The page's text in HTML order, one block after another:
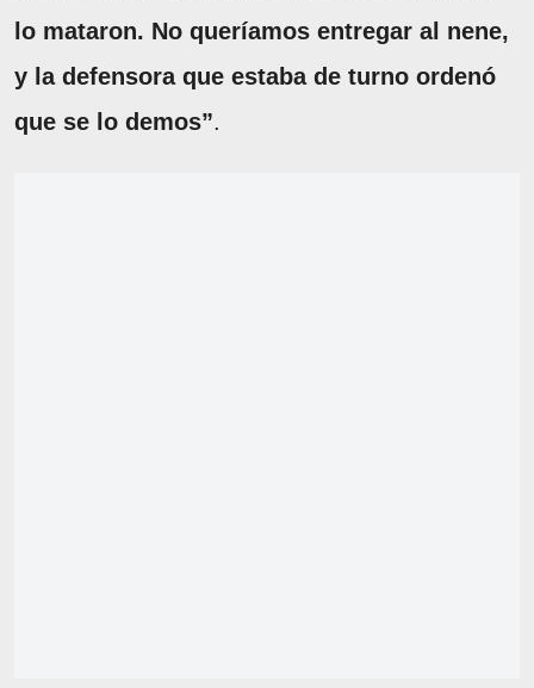
lo mataron. No queríamos entregar al nene,
y la defensora que estaba de turno ordenó
que se lo demos”.